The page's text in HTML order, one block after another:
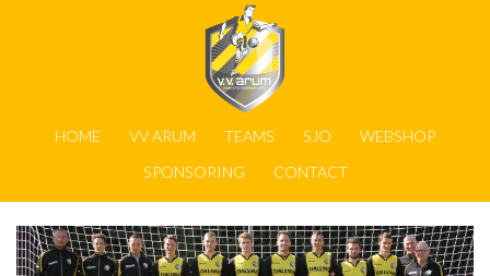
HOME VV ARUM TEAMS SJO
WEBSHOP
SPONSORING
CONTACT